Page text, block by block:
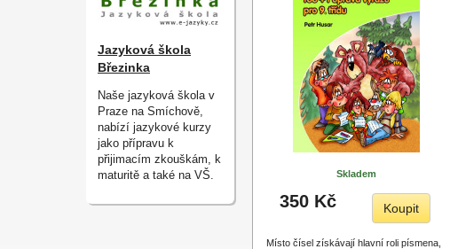
Jazyková škola
Březinka
Naše jazyková škola v
Praze na Smíchově,
nabízí jazykové kurzy
jako přípravu k
přijimacím zkouškám, k
maturitě a také na VŠ.
Skladem
350 Kč Koupit
Místo čísel získávají hlavní roli písmena,